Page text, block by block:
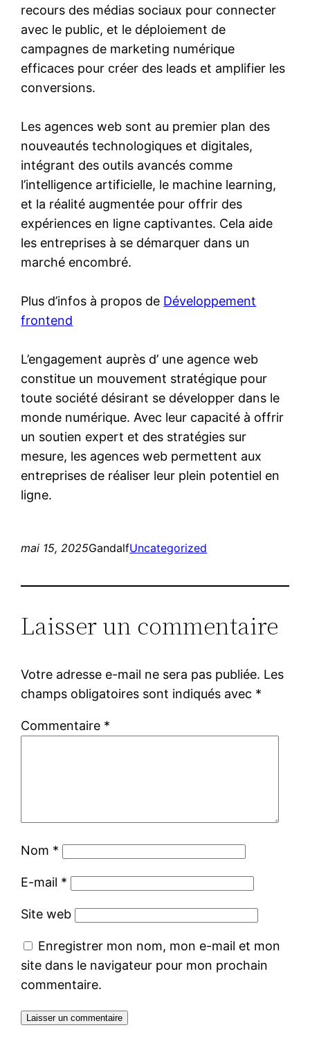
recours des médias sociaux pour connecter
avec le public, et le déploiement de
campagnes de marketing numérique
efficaces pour créer des leads et amplifier les
conversions.
Les agences web sont au premier plan des
nouveautés technologiques et digitales,
intégrant des outils avancés comme
l’intelligence artificielle, le machine learning,
et la réalité augmentée pour offrir des
expériences en ligne captivantes. Cela aide
les entreprises à se démarquer dans un
marché encombré.
Plus d’infos à propos de Développement
frontend
L’engagement auprès d’ une agence web
constitue un mouvement stratégique pour
toute société désirant se développer dans le
monde numérique. Avec leur capacité à offrir
un soutien expert et des stratégies sur
mesure, les agences web permettent aux
entreprises de réaliser leur plein potentiel en
ligne.
mai 15, 2025GandalfUncategorized
Laisser un commentaire
Votre adresse e-mail ne sera pas publiée. Les
champs obligatoires sont indiqués avec *
Commentaire *
Nom *
E-mail *
Site web
Enregistrer mon nom, mon e-mail et mon
site dans le navigateur pour mon prochain
commentaire.